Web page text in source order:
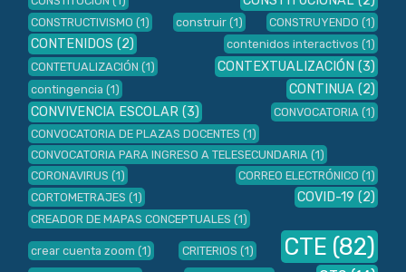
CONSTRUCTIVISMO (1) construir (1) CONSTRUYENDO (1)
CONTENIDOS (2) contenidos interactivos (1)
CONTETUALIZACIÓN (1) CONTEXTUALIZACIÓN (3)
contingencia (1) CONTINUA (2)
CONVIVENCIA ESCOLAR (3) CONVOCATORIA (1)
CONVOCATORIA DE PLAZAS DOCENTES (1)
CONVOCATORIA PARA INGRESO A TELESECUNDARIA (1)
CORONAVIRUS (1) CORREO ELECTRÓNICO (1)
CORTOMETRAJES (1) COVID-19 (2)
CREADOR DE MAPAS CONCEPTUALES (1)
crear cuenta zoom (1) CRITERIOS (1) CTE (82)